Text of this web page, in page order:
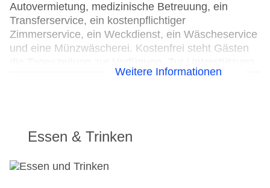
Autovermietung, medizinische Betreuung, ein
Transferservice, ein kostenpflichtiger
Zimmerservice, ein Weckdienst, ein Wäscheservice
und eine Münzwäscherei. Kostenfrei steht Gästen
bei der Kommunikation und Geschäftlichem bietet
24h Rezeption
Check-in von: 14:00:00
Weitere Informationen
Essen & Trinken